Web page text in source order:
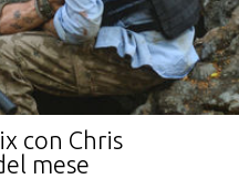
con Chris
mese